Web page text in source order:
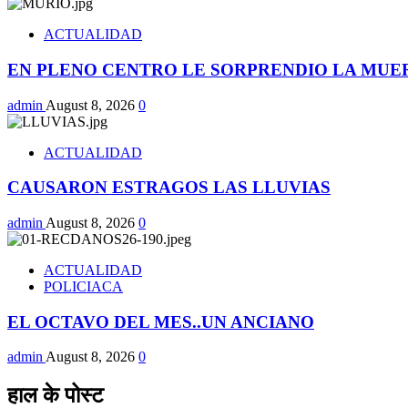
ACTUALIDAD
EN PLENO CENTRO LE SORPRENDIO LA
admin August 8, 2026 0
ACTUALIDAD
CAUSARON ESTRAGOS LAS LLUVIAS
admin August 8, 2026 0
ACTUALIDAD
POLICIACA
EL OCTAVO DEL MES..UN ANCIANO
adminAugust 8, 2026 0
हाल के पोस्ट